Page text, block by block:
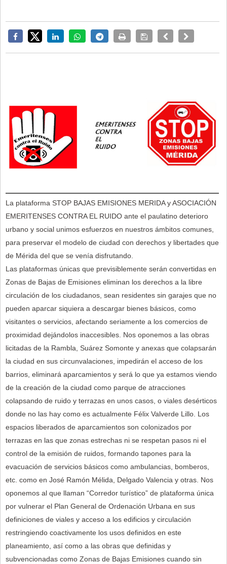
La plataforma STOP BAJAS EMISIONES MERIDA y ASOCIACIÓN
EMERITENSES CONTRA EL RUIDO ante el paulatino deterioro
urbano y social unimos esfuerzos en nuestros ámbitos comunes,
para preservar el modelo de ciudad con derechos y libertades que
de Mérida del que se venía disfrutando.
Las plataformas únicas que previsiblemente serán convertidas en
Zonas de Bajas de Emisiones eliminan los derechos a la libre
circulación de los ciudadanos, sean residentes sin garajes que no
pueden aparcar siquiera a descargar bienes básicos, como
visitantes o servicios, afectando seriamente a los comercios de
proximidad dejándolos inaccesibles. Nos oponemos a las obras
licitadas de la Rambla, Suárez Somonte y anexas que colapsarán
la ciudad en sus circunvalaciones, impedirán el acceso de los
barrios, eliminará aparcamientos y será lo que ya estamos viendo
de la creación de la ciudad como parque de atracciones
colapsando de ruido y terrazas en unos casos, o viales desérticos
donde no las hay como es actualmente Félix Valverde Lillo. Los
espacios liberados de aparcamientos son colonizados por
terrazas en las que zonas estrechas ni se respetan pasos ni el
control de la emisión de ruidos, formando tapones para la
evacuación de servicios básicos como ambulancias, bomberos,
etc. como en José Ramón Mélida, Delgado Valencia y otras. Nos
oponemos al que llaman “Corredor turístico” de plataforma única
por vulnerar el Plan General de Ordenación Urbana en sus
definiciones de viales y acceso a los edificios y circulación
restringiendo coactivamente los usos definidos en este
planeamiento, así como a las obras que definidas y
subvencionadas como Zonas de Bajas Emisiones cuando sin